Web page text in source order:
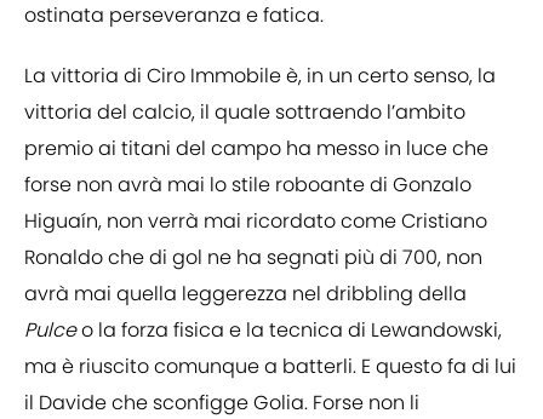
ostinata perseveranza e fatica.
La vittoria di Ciro Immobile è, in un certo senso, la
vittoria del calcio, il quale sottraendo l’ambito
premio ai titani del campo ha messo in luce che
forse non avrà mai lo stile roboante di Gonzalo
Higuaín, non verrà mai ricordato come Cristiano
Ronaldo che di gol ne ha segnati più di 700, non
avrà mai quella leggerezza nel dribbling della
Pulceo la forza fisica e la tecnica di Lewandowski,
ma è riuscito comunque a batterli. E questo fa di lui
il Davide che sconfigge Golia. Forse non li